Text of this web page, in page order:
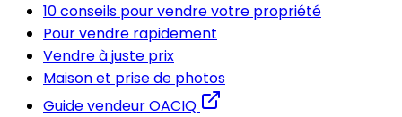
10 conseils pour vendre votre propriété
Pour vendre rapidement
Vendre à juste prix
Maison et prise de photos
Guide vendeur OACIQ